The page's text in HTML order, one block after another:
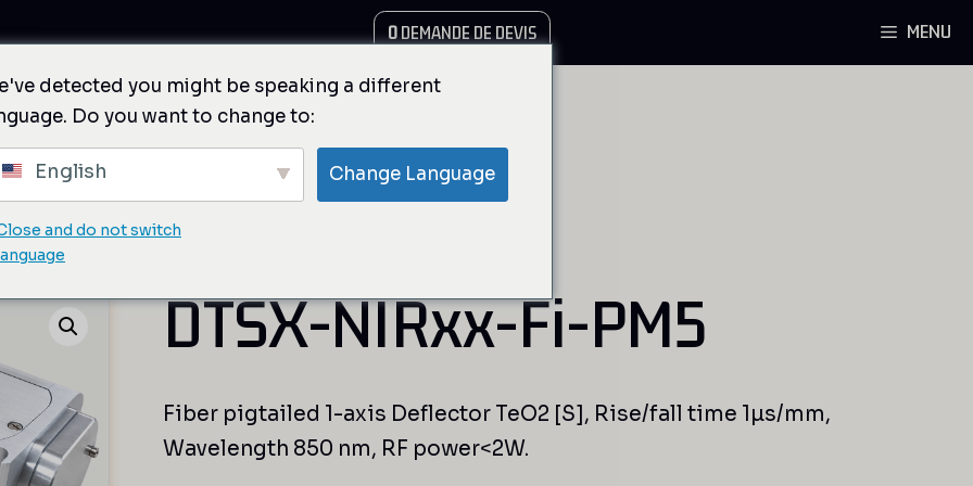
MENU
0DEMANDE DE DEVIS
résolution fibrés
DTSX-NIRxx-Fi-PM5
Fiber pigtailed 1-axis Deflector TeO2 [S], Rise/fall time 1µs/mm,
Wavelength 850 nm, RF power<2W.
detected you might be speaking a different
Do you want to change to:
English Change Language
and do not switch